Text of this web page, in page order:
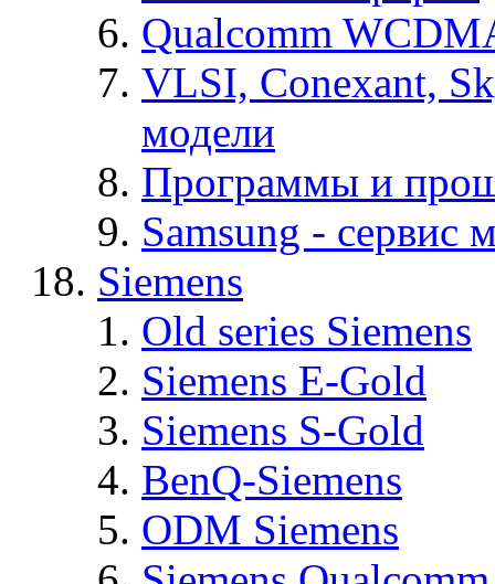
Qualcomm
VLSI, Conexant,
модели
Программы и
Samsung - cервис
Siemens
Old series Siemens
Siemens E-Gold
Siemens S-Gold
BenQ-Siemens
ODM Siemens